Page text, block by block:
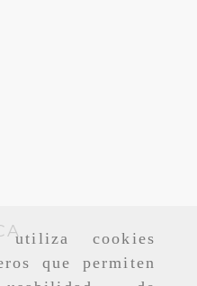
cookies
que permiten